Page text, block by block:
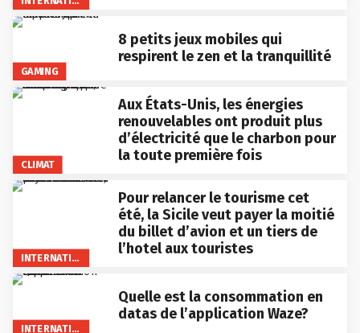
GAMING
8 petits jeux mobiles qui
respirent le zen et la tranquillité
CLIMAT
Aux États-Unis, les énergies
renouvelables ont produit plus
d’électricité que le charbon pour
la toute première fois
Pour relancer le tourisme cet
été, la Sicile veut payer la moitié
du billet d’avion et un tiers de
l’hotel aux touristes
Quelle est la consommation en
datas de l’application Waze?